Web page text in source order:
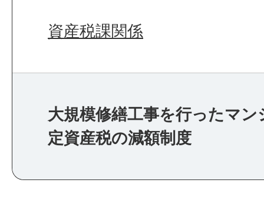
資産税課関係
大規模修繕工事を行ったマ
定資産税の減額制度